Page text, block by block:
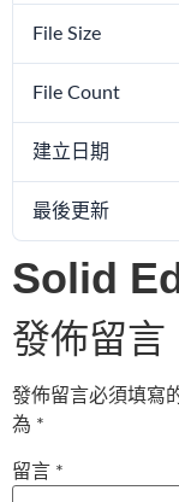
File Size
File Count
建立日期
最後更新
Solid
發佈留言
發佈留言必須填寫
為 *
留言 *